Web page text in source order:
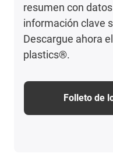
resumen con
información clave
Descargue ahora
plastics®.
Folleto de